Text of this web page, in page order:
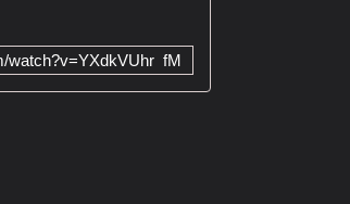
watch?v=YXdkVUhr_fM